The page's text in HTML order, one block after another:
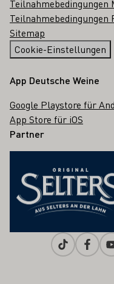
Teilnahmebedingungen
Teilnahmebedingungen
Sitemap
Cookie-Einstellungen
App Deutsche Weine
Google Playstore für
App Store für iOS
Partner
Tiktok